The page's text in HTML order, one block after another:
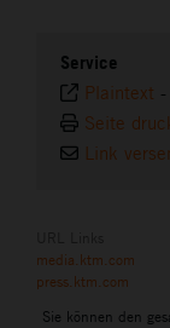
Service
Plaintext -
Seite
Link
media.ktm.com
press.ktm.com
Sie können den